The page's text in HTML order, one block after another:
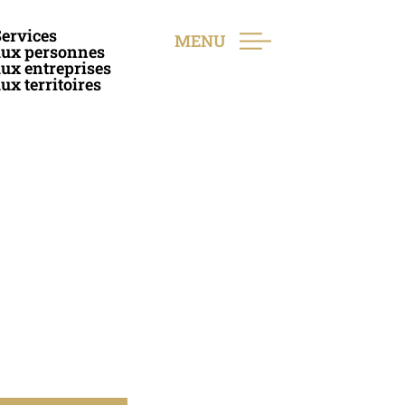
personnes
entreprises
territoires
MENU